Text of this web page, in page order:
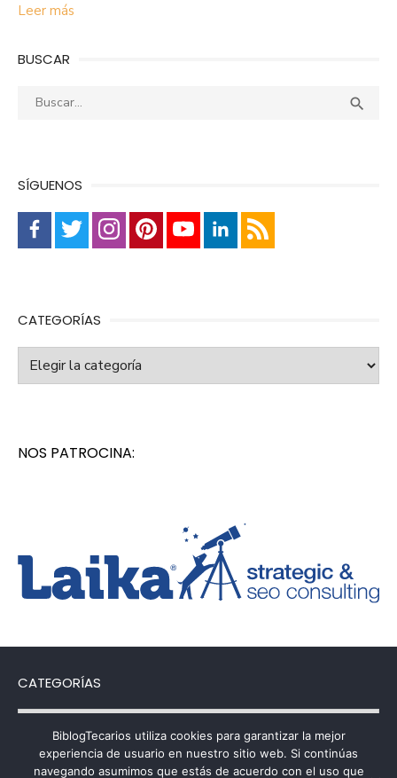
Leer más
BUSCAR
Buscar: 
SÍGUENOS
CATEGORÍAS
NOS PATROCINA:
CATEGORÍAS
Categorías
BiblogTecarios utiliza cookies para garantizar la mejor
experiencia de usuario en nuestro sitio web. Si continúas
navegando asumimos que estás de acuerdo con el uso que